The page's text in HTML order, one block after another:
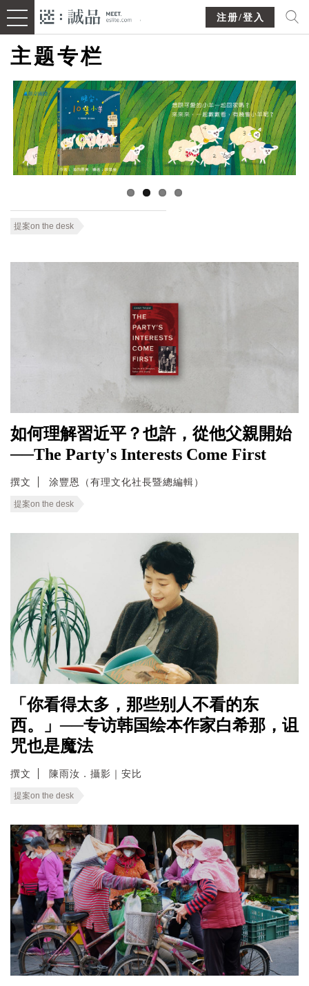
注册/登入
主题专栏
提案on the desk
如何理解習近平？也許，從他父親開始
──The Party's Interests Come First
撰文 涂豐恩（有理文化社長暨總編輯）
提案on the desk
「你看得太多，那些别人不看的东
西。」──专访韩国绘本作家白希那，诅
咒也是魔法
撰文 陳雨汝．攝影｜安比
提案on the desk